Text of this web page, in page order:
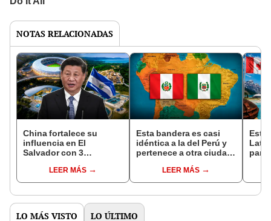
NOTAS RELACIONADAS
China fortalece su
influencia en El
Salvador con 3
incluido el esperado
estadio nacional que
LEER MÁS
Esta bandera es casi
idéntica a la del Perú y
pertenece a otra ciudad
desde hace más de 50
años
LEER MÁS
para
LO MÁS VISTO LO ÚLTIMO